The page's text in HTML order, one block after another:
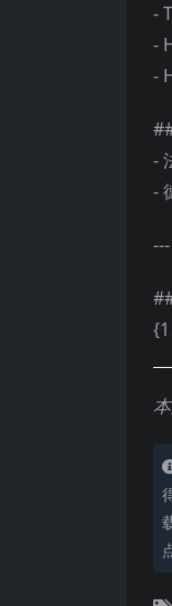
-
-
-
-
-
---